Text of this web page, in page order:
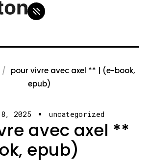
pour vivre avec axel ** | (e-book,
epub)
2025 uncategorized
avec axel **
epub)